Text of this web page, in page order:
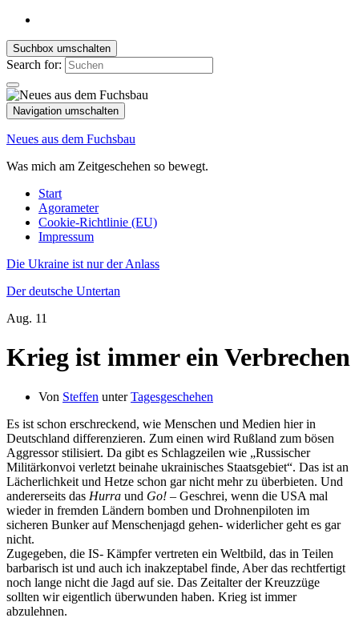
Suchbox umschalten
Search for:
Navigation umschalten
Neues aus dem Fuchsbau
Was mich am Zeitgeschehen so bewegt.
Start
Agorameter
Cookie-Richtlinie (EU)
Impressum
Die Ukraine ist nur der Anlass
Der deutsche Untertan
Aug. 11
Krieg ist immer ein Verbrechen
Von Steffen unterTagesgeschehen
Es ist schon erschreckend, wie Menschen und Medien hier in
Deutschland differenzieren. Zum einen wird Rußland zum bösen
Aggressor stilisiert. Da gibt es Schlagzeilen wie „Russischer
Militärkonvoi verletzt beinahe ukrainisches Staatsgebiet“. Das ist an
Lächerlichkeit und Hetze schon gar nicht mehr zu überbieten. Und
andererseits das Hurra und Go! – Geschrei, wenn die USA mal
wieder in fremden Ländern bomben und Drohnenpiloten im
sicheren Bunker auf Menschenjagd gehen- widerlicher geht es gar
nicht.
Zugegeben, die IS- Kämpfer vertreten ein Weltbild, das in Teilen
barbarisch ist und auch ich inakzeptabel finde, Aber das rechtfertigt
noch lange nicht die Jagd auf sie. Das Zeitalter der Kreuzzüge
sollten wir eigentlich überwunden haben. Krieg ist immer
abzulehnen.